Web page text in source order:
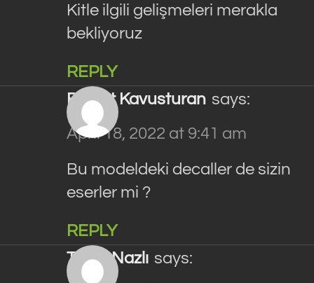
Kitle ilgili gelişmeleri merakla
bekliyoruz
REPLY
Bulent Kavusturan says:
April 18, 2022 at 9:41 am
Bu modeldeki decaller de sizin
eserler mi ?
REPLY
Tolga Nazlı says: